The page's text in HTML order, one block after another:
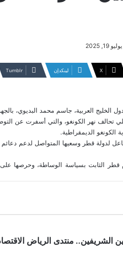
يوليو 19, 2025
‫X لينكدإن
الخليج العربية، جاسم محمد البديوي،
تحالف نهر الكونغو، والتي أسفرت عن
الكونغو الديمقراطية.
لدولة قطر وسعيها المتواصل لدعم دعائم
الثابت بسياسة الوساطة، وحرصها على
منتدى الرياض الاقتصادي يعقد دورته